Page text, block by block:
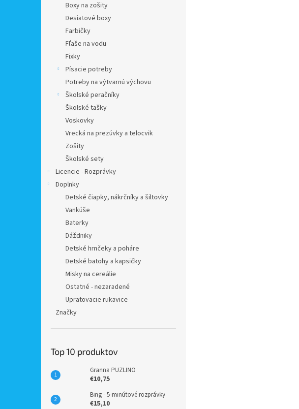
Boxy na zošity
Desiatové boxy
Farbičky
Fľaše na vodu
Fixky
Písacie potreby
Potreby na výtvarnú výchovu
Školské peračníky
Školské tašky
Voskovky
Vrecká na prezúvky a telocvik
Zošity
Školské sety
Licencie - Rozprávky
Doplnky
Detské čiapky, nákrčníky a šiltovky
Vankúše
Baterky
Dáždniky
Detské hrnčeky a poháre
Detské batohy a kapsičky
Misky na cereálie
Ostatné - nezaradené
Upratovacie rukavice
Značky
Top 10 produktov
Granna PUZLINO
€10,75
Bing - 5-minútové rozprávky
€15,10